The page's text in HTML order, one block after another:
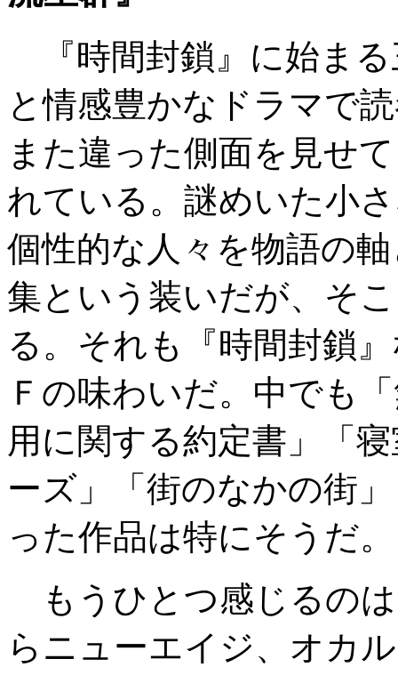
『時間封鎖』に始まる
と情感豊かなドラマで
また違った側面を見せ
れている。謎めいた小
個性的な人々を物語の
集という装いだが、そ
る。それも『時間封鎖
Ｆの味わいだ。中でも
用に関する約定書」「
ーズ」「街のなかの街
った作品は特にそうだ。
もうひとつ感じるの
らニューエイジ、オカ